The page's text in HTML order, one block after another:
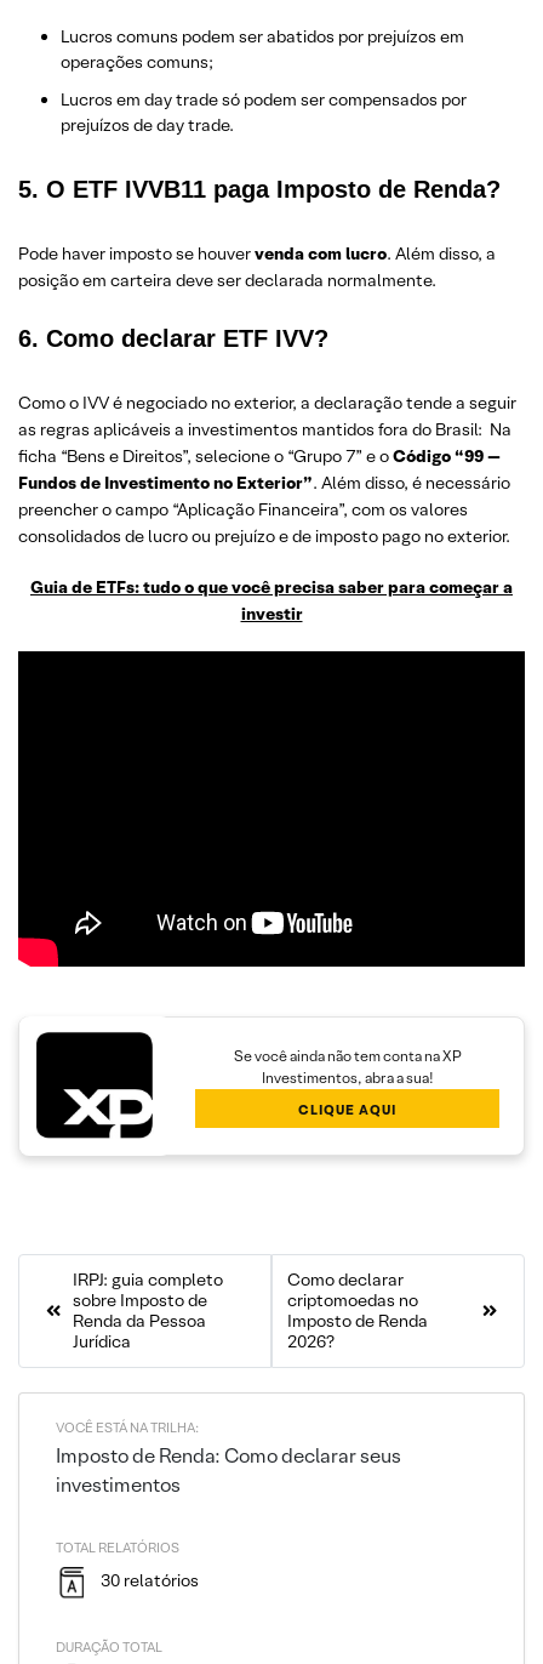
Lucros comuns podem ser abatidos por prejuízos em
operações comuns;
Lucros em day trade só podem ser compensados por
prejuízos de day trade.
5. O ETF IVVB11 paga Imposto de Renda?
Pode haver imposto se houvervenda com lucro. Além disso, a
posição em carteira deve ser declarada normalmente.
6. Como declarar ETF IVV?
Como o IVV é negociado no exterior, a declaração tende a seguir
as regras aplicáveis a investimentos mantidos fora do Brasil: Na
ficha “Bens e Direitos”, selecione o “Grupo 7” e oCódigo “99 —
Fundos de Investimento no Exterior”. Além disso, é necessário
preencher o campo “Aplicação Financeira”, com os valores
consolidados de lucro ou prejuízo e de imposto pago no exterior.
Guia de ETFs: tudo o que você precisa saber para começar a
investir
Se você ainda não tem conta na XP
Investimentos, abra a sua!
CLIQUE AQUI
IRPJ: guia completo
sobre Imposto de
Renda da Pessoa
Jurídica
Como declarar
criptomoedas no
Imposto de Renda
2026?
VOCÊ ESTÁ NA TRILHA:
Imposto de Renda: Como declarar seus
investimentos
TOTAL RELATÓRIOS
30 relatórios
DURAÇÃO TOTAL